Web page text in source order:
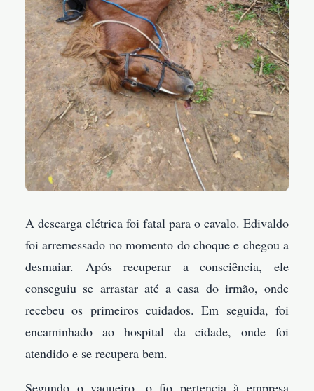
A descarga elétrica foi fatal para o cavalo. Edivaldo
foi arremessado no momento do choque e chegou a
desmaiar. Após recuperar a consciência, ele
conseguiu se arrastar até a casa do irmão, onde
recebeu os primeiros cuidados. Em seguida, foi
encaminhado ao hospital da cidade, onde foi
atendido e se recupera bem.
Segundo o vaqueiro, o fio pertencia à empresa